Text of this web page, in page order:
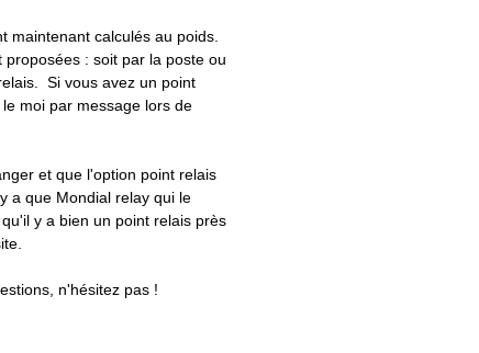
maintenant calculés au poids.
proposées : soit par la poste ou
Si vous avez un point
moi par message lors de
et que l'option point relais
a que Mondial relay qui le
y a bien un point relais près
n'hésitez pas !